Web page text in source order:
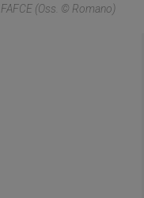
(Oss. © Romano)